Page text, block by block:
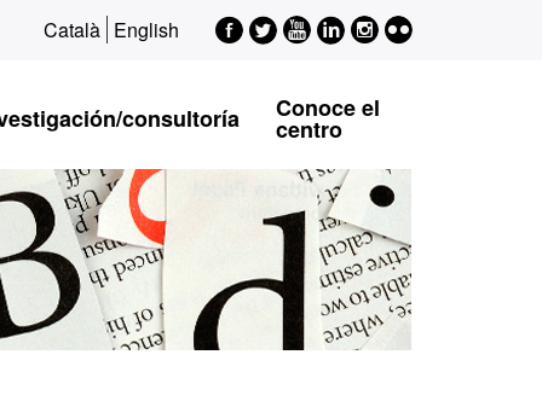
Català English Facebook
EPSI
Twitter
EPSI
Youtube
EPSI
LinkedIn
EPSI
Instagram
EPSI
Flickr
consultoría Conoce el
centro